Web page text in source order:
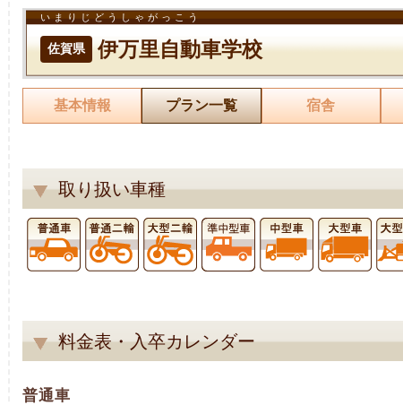
佐賀県 伊万里自動車学校
いまりじどうしゃがっこう
基本情報 プラン一覧 宿舎
取り扱い車種
料金表・入卒カレンダー
普通車